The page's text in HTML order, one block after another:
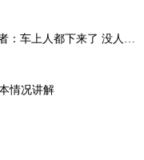
上人都下来了 没人叫醒她
情况讲解